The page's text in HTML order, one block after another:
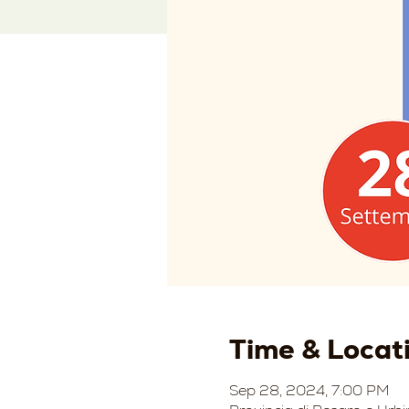
Time &
Sep 28, 2024, 7:00 PM